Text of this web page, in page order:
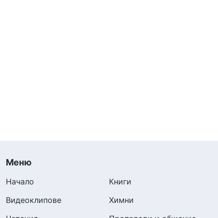
обаче водач в църквата и отговарях за
Трябваше просто да стисна зъби и да
Меню
Начало
Книги
Видеоклипове
Химни